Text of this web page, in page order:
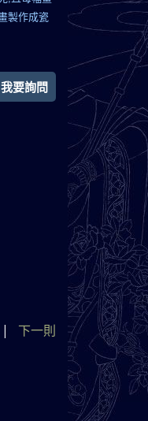
製作成瓷
我要詢問
| 下一則